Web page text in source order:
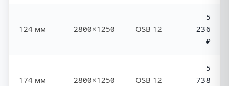
124 мм 2800×1250 OSB 12
5
236
₽
174 мм 2800×1250 OSB 12
5
738